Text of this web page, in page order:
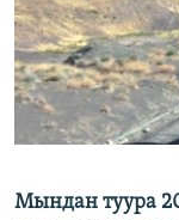
ЭЕ/АРнун
Мындан туура